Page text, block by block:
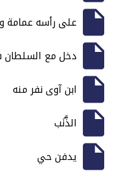
على رأسه
دخل مع السلطان
ابن آوى نفر منه
الذَّنَب
يدفن حي